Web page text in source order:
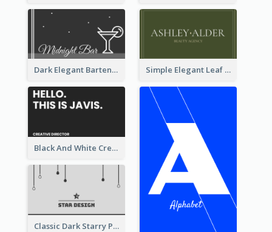
Dark Elegant Bartender Personal Business Card Design Simple Elegant Leaf Green Business Card Templates
Black And White Creative Direction Business Card
Classic Dark Starry Personal Business Card Designs